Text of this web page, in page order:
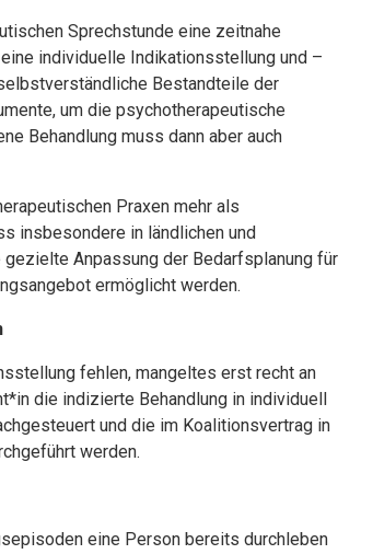
Sprechstunde eine zeitnahe
individuelle Indikationsstellung und –
Bestandteile der
um die psychotherapeutische
Behandlung muss dann aber auch
Praxen mehr als
insbesondere in ländlichen und
Anpassung der Bedarfsplanung für
ermöglicht werden.
fehlen, mangeltes erst recht an
die indizierte Behandlung in individuell
und die im Koalitionsvertrag in
werden.
eine Person bereits durchleben